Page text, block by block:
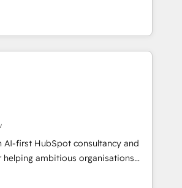
your
stronger
- Make better
and reach
teams implementing HubSpot
Service, CMS and Operations Hub,
engaging with your customers
are a top ranked
winner of Rookie of the Year
Awards, 4.9/5 rating in HubSpot
in Clutch Reviews. Digifianz
industries: logistics & 3PL, home
branding and
real estate, health, education,
& IT and consulting, make the
EU, UAE, Mexico and Latin
AI-first HubSpot consultancy and
helping ambitious organisations
confidence, and intelligence.